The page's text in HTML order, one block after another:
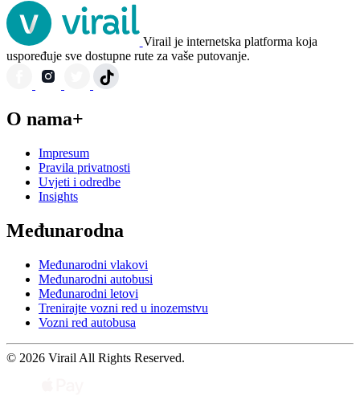
Virail je internetska platforma koja
uspoređuje sve dostupne rute za vaše putovanje.
O nama+
Impresum
Pravila privatnosti
Uvjeti i odredbe
Insights
Međunarodna
Međunarodni vlakovi
Međunarodni autobusi
Međunarodni letovi
Trenirajte vozni red u inozemstvu
Vozni red autobusa
© 2026 Virail All Rights Reserved.